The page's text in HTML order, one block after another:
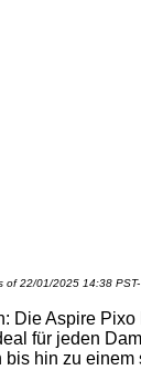
€.
of 22/01/2025 14:38 PST-
Die Aspire Pixo
für jeden
hin zu einem